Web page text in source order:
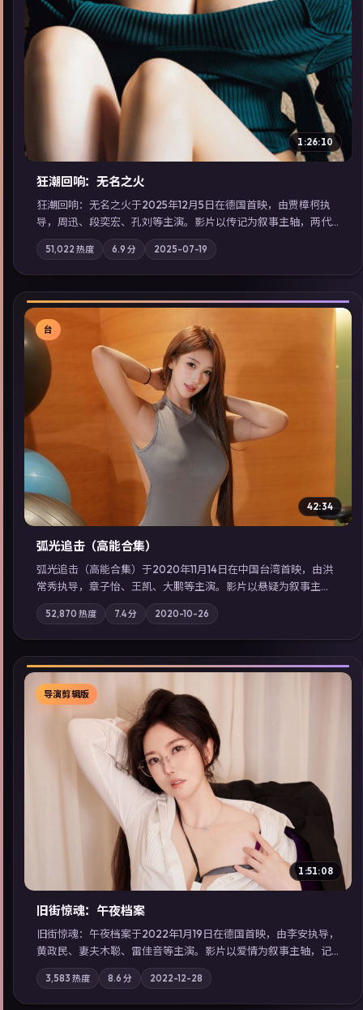
1:26:10
狂潮回响：无名之火
狂潮回响：无名之火于2025年12月5日在德国首映，由贾樟柯执
导，周迅、段奕宏、孔刘等主演。影片以传记为叙事主轴，两代
人的执念在暴风雨夜正面相撞；摄影与配乐强化地域气质；站内
亦可通过「国产免费观看高清电视剧在线看」延展检索同类型高
分佳作，畅享高清在线追剧体验。
51,022 热度 6.9 分 2025-07-19
▶
台
42:34
弧光追击（高能合集）
弧光追击（高能合集）于2020年11月14日在中国台湾首映，由洪
常秀执导，章子怡、王凯、大鹏等主演。影片以悬疑为叙事主
轴，科技与人性的边界在实验事故后逐渐模糊；摄影与配乐强化
地域气质；站内亦可通过「国产免费观看高清电视剧在线看」延
展检索同类型高分佳作，畅享高清在线追剧体验。
52,870 热度 7.4分 2020-10-26
▶
导演剪辑版
1:51:08
旧街惊魂：午夜档案
旧街惊魂：午夜档案于2022年1月19日在德国首映，由李安执导，
黄政民、妻夫木聪、雷佳音等主演。影片以爱情为叙事主轴，记
忆碎片重组后，主角发现自己从未活过“真实”的一天；摄影与配
乐强化地域气质；站内亦可通过「国产免费观看高清电视剧在线
看」延展检索同类型高分佳作，畅享高清在线追剧体验。
3,583 热度 8.6 分 2022-12-28